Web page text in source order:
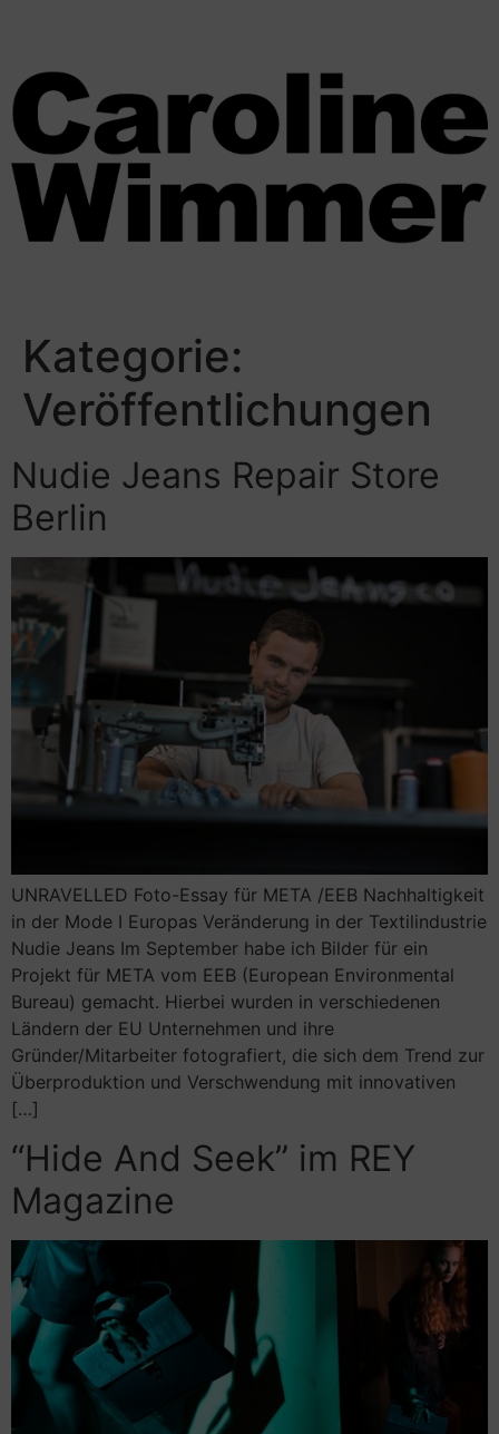
Kategorie:
Veröffentlichungen
Nudie Jeans Repair Store
Berlin
UNRAVELLED Foto-Essay für META /EEB Nachhaltigkeit
in der Mode I Europas Veränderung in der Textilindustrie
Nudie Jeans Im September habe ich Bilder für ein
Projekt für META vom EEB (European Environmental
Bureau) gemacht. Hierbei wurden in verschiedenen
Ländern der EU Unternehmen und ihre
Gründer/Mitarbeiter fotografiert, die sich dem Trend zur
Überproduktion und Verschwendung mit innovativen
[…]
“Hide And Seek” im REY
Magazine